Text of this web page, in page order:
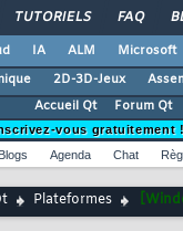
TUTORIELS FAQ
IA ALM Microsoft
2D-3D-Jeux
Accueil Qt
Forum Qt
vous gratuitement !
Blogs Agenda Chat
Plateformes